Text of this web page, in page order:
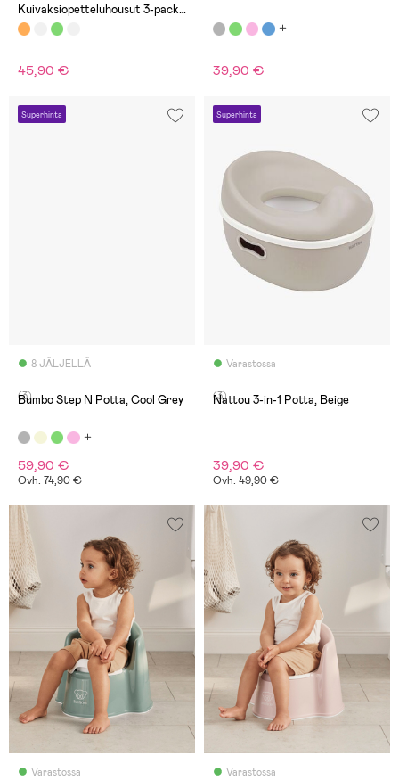
Kuivaksiopetteluhousut 3-pack,
Oranssi
45,90 € 39,90 €
Superhinta
8 JÄLJELLÄ
(3)
Bumbo Step N Potta, Cool Grey
59,90 €
Ovh: 74,90 €
Superhinta
Varastossa
(3)
Nattou 3-in-1 Potta, Beige
39,90 €
Ovh: 49,90 €
Varastossa Varastossa